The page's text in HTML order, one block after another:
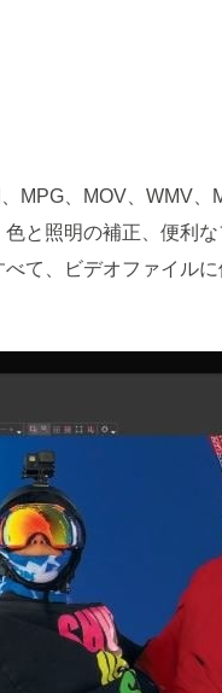
MPG、MOV、WMV
と照明の補正、便利
て、ビデオファイル